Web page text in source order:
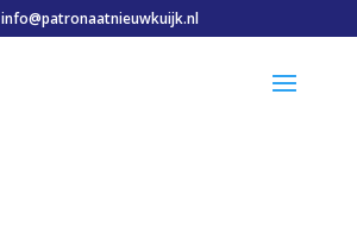
info@patronaatnieuwkuijk.nl